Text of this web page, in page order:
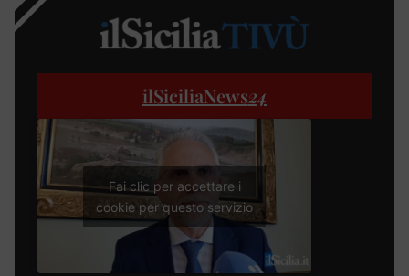
ilSiciliaNews24
Fai clic per accettare i
cookie per questo servizio